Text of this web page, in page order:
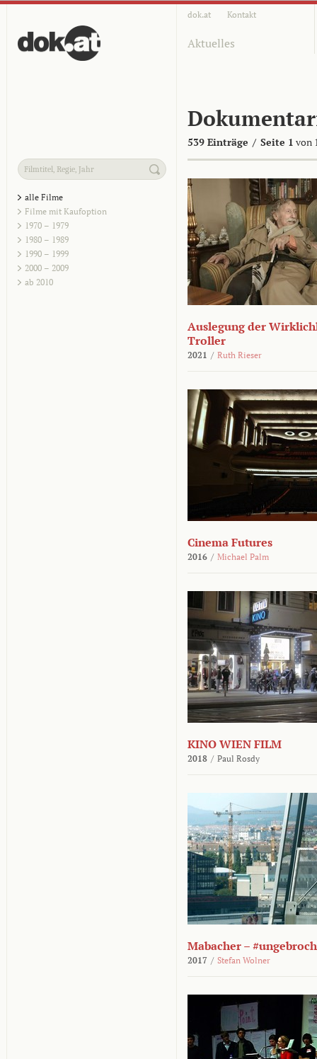
dok.at Kontakt
Aktuelles
539 Einträge / Seite 1 von
alle Filme
Filme mit Kaufoption
1970 – 1979
1980 – 1989
1990 – 1999
2000 – 2009
ab 2010
Auslegung der
Troller
2021 / Ruth Rieser
Cinema Futures
2016 / Michael Palm
KINO WIEN FILM
2018 / Paul Rosdy
Mabacher –
2017 / Stefan Wolner